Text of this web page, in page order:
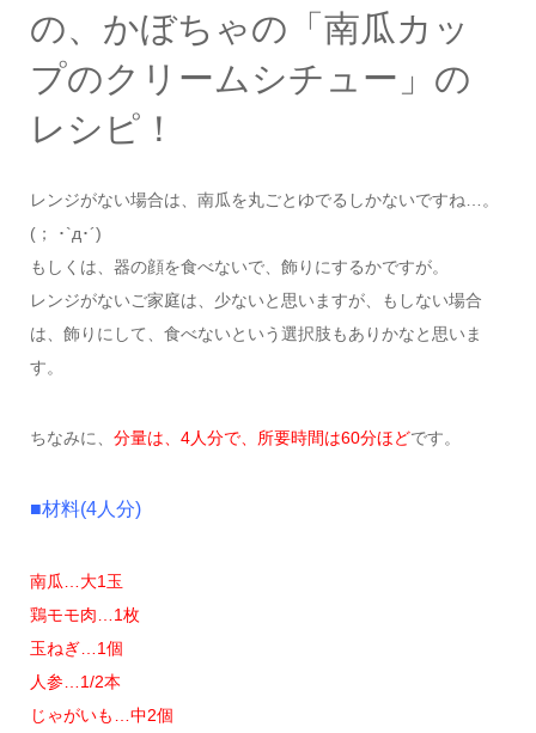
の、かぼちゃの「南瓜カッ
プのクリームシチュー」の
レシピ！
レンジがない場合は、南瓜を丸ごとゆでるしかないですね…。
(； ･`д･´)
もしくは、器の顔を食べないで、飾りにするかですが。
レンジがないご家庭は、少ないと思いますが、もしない場合
は、飾りにして、食べないという選択肢もありかなと思いま
す。
ちなみに、 分量は、4人分で、所要時間は60分ほどです。
■材料(4人分)
南瓜…大1玉
鶏モモ肉…1枚
玉ねぎ…1個
人参…1/2本
じゃがいも…中2個